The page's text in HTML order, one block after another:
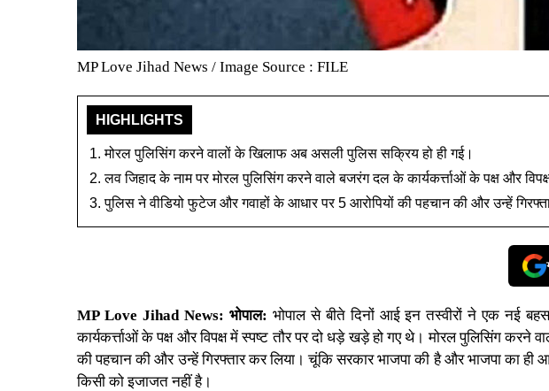
MP Love Jihad News / Image Source : FILE
HIGHLIGHTS
मोरल पुलिसिंग करने वालों के खिलाफ अब असली पुलिस सक्रिय हो ही गई।
लव जिहाद के नाम पर मोरल पुलिसिंग करने वाले बजरंग दल के कार्यकर्त्ताओं के पक्ष और
पुलिस ने वीडियो फुटेज और गवाहों के आधार पर 5 आरोपियों की पहचान की और उन्हें
MP Love Jihad News: भोपाल: भोपालसे बीते दिनों आई इन तस्वीरों ने एक नई
कार्यकर्त्ताओं के पक्ष और विपक्ष में स्पष्ट तौर पर दो धड़े खड़े हो गए थे। मोरल पुलिसिंग
की पहचान की और उन्हें गिरफ्तार कर लिया। चूंकि सरकार भाजपा की है और भाजपा का
किसी को इजाजत नहीं है।